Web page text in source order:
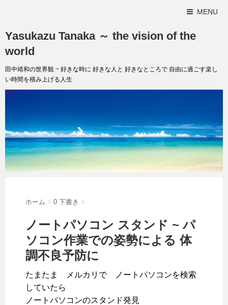
MENU
Yasukazu Tanaka ～ the vision of the
world
田中靖和の世界観 ~ 好きな時に 好きな人と 好きなところで 自由に過ごす楽し
い時間を積み上げる人生
ホーム > 0 下書き >
ノートパソコン スタンド ~ パ
ソコン作業での姿勢による 体
調不良予防に
たまたま メルカリで ノートパソコンを検索
していたら
ノートパソコンのスタンド発見